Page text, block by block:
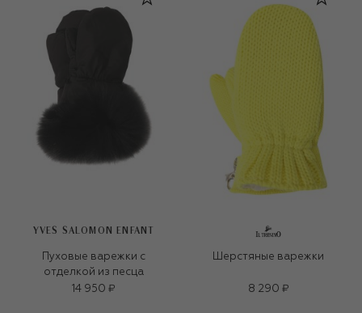
YVES SALOMON ENFANT
Пуховые варежки с
отделкой из песца
14 950 ₽
Шерстяные варежки
8 290 ₽